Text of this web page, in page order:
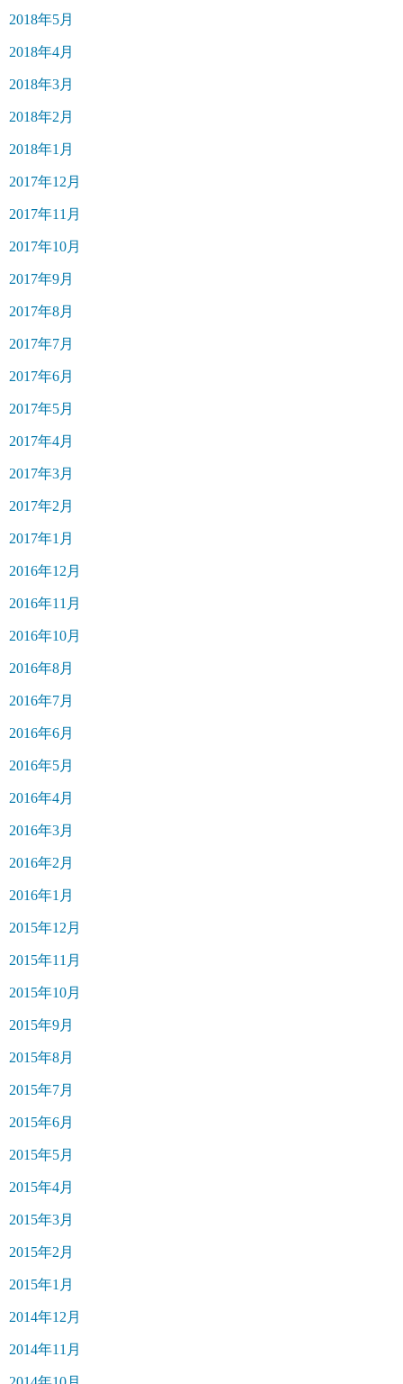
2018年5月
2018年4月
2018年3月
2018年2月
2018年1月
2017年12月
2017年11月
2017年10月
2017年9月
2017年8月
2017年7月
2017年6月
2017年5月
2017年4月
2017年3月
2017年2月
2017年1月
2016年12月
2016年11月
2016年10月
2016年8月
2016年7月
2016年6月
2016年5月
2016年4月
2016年3月
2016年2月
2016年1月
2015年12月
2015年11月
2015年10月
2015年9月
2015年8月
2015年7月
2015年6月
2015年5月
2015年4月
2015年3月
2015年2月
2015年1月
2014年12月
2014年11月